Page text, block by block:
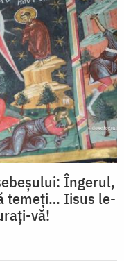
Îngerul,
temeți… Iisus le-
vă!